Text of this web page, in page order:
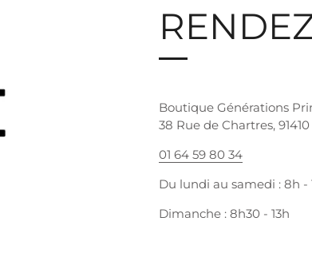
Boutique Générations
38 Rue de Chartres,
01 64 59 80 34
Du lundi au samedi : 8h -
Dimanche : 8h30 - 13h